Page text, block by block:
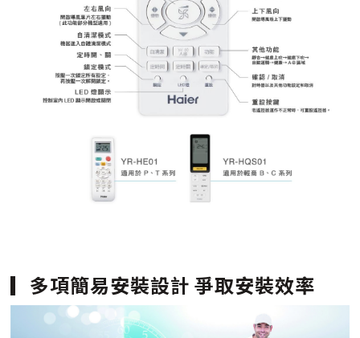
多項簡易安裝設計 爭取安裝效率